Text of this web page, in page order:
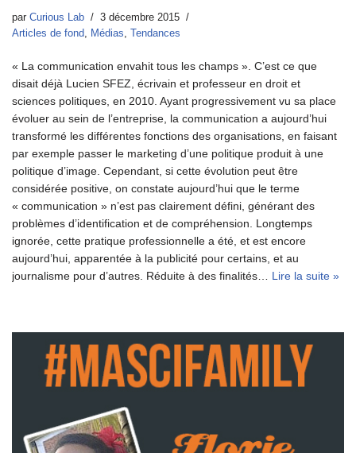
par Curious Lab
3 décembre 2015
Articles de fond
Médias Tendances
« La communication envahit tous les champs ». C’est ce que
disait déjà Lucien SFEZ, écrivain et professeur en droit et
sciences politiques, en 2010. Ayant progressivement vu sa place
évoluer au sein de l’entreprise, la communication a aujourd’hui
transformé les différentes fonctions des organisations, en faisant
par exemple passer le marketing d’une politique produit à une
politique d’image. Cependant, si cette évolution peut être
considérée positive, on constate aujourd’hui que le terme
« communication » n’est pas clairement défini, générant des
problèmes d’identification et de compréhension. Longtemps
ignorée, cette pratique professionnelle a été, et est encore
aujourd’hui, apparentée à la publicité pour certains, et au
journalisme pour d’autres. Réduite à des finalités… Lire la suite »